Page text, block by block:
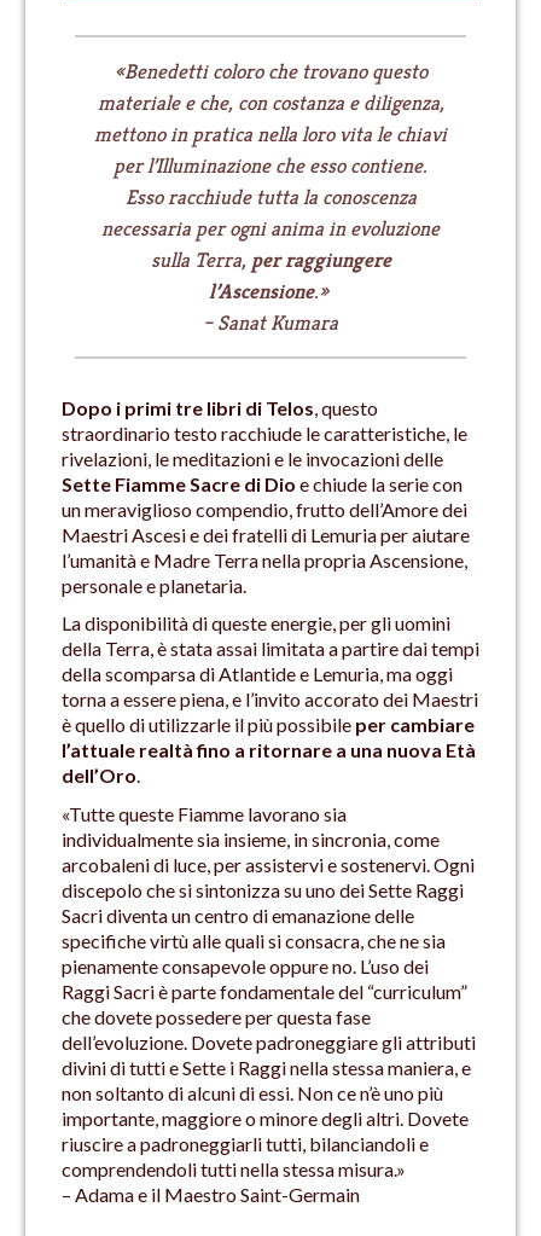
«Benedetti coloro che trovano questo
materiale e che, con costanza e diligenza,
mettono in pratica nella loro vita le chiavi
per l’Illuminazione che esso contiene.
Esso racchiude tutta la conoscenza
necessaria per ogni anima in evoluzione
sulla Terra, per raggiungere
l’Ascensione.»
– Sanat Kumara
Dopo i primi tre libri di Telos, questo
straordinario testo racchiude le caratteristiche, le
rivelazioni, le meditazioni e le invocazioni delle
Sette Fiamme Sacre di Dio e chiude la serie con
un meraviglioso compendio, frutto dell’Amore dei
Maestri Ascesi e dei fratelli di Lemuria per aiutare
l’umanità e Madre Terra nella propria Ascensione,
personale e planetaria.
La disponibilità di queste energie, per gli uomini
della Terra, è stata assai limitata a partire dai tempi
della scomparsa di Atlantide e Lemuria, ma oggi
torna a essere piena, e l’invito accorato dei Maestri
è quello di utilizzarle il più possibile per cambiare
l’attuale realtà fino a ritornare a una nuova Età
dell’Oro.
«Tutte queste Fiamme lavorano sia
individualmente sia insieme, in sincronia, come
arcobaleni di luce, per assistervi e sostenervi. Ogni
discepolo che si sintonizza su uno dei Sette Raggi
Sacri diventa un centro di emanazione delle
specifiche virtù alle quali si consacra, che ne sia
pienamente consapevole oppure no. L’uso dei
Raggi Sacri è parte fondamentale del “curriculum”
che dovete possedere per questa fase
dell’evoluzione. Dovete padroneggiare gli attributi
divini di tutti e Sette i Raggi nella stessa maniera, e
non soltanto di alcuni di essi. Non ce n’è uno più
importante, maggiore o minore degli altri. Dovete
riuscire a padroneggiarli tutti, bilanciandoli e
comprendendoli tutti nella stessa misura.»
– Adama e il Maestro Saint-Germain